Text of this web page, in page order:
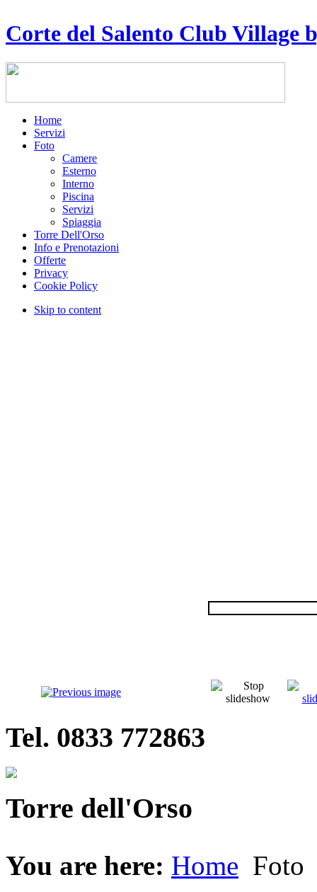
Corte del Salento Club Village
Home
Servizi
Foto
Camere
Esterno
Interno
Piscina
Servizi
Spiaggia
Torre Dell'Orso
Info e Prenotazioni
Offerte
Privacy
Cookie Policy
Skip to content
Tel. 0833 772863
Torre dell'Orso
You are here: Home Foto